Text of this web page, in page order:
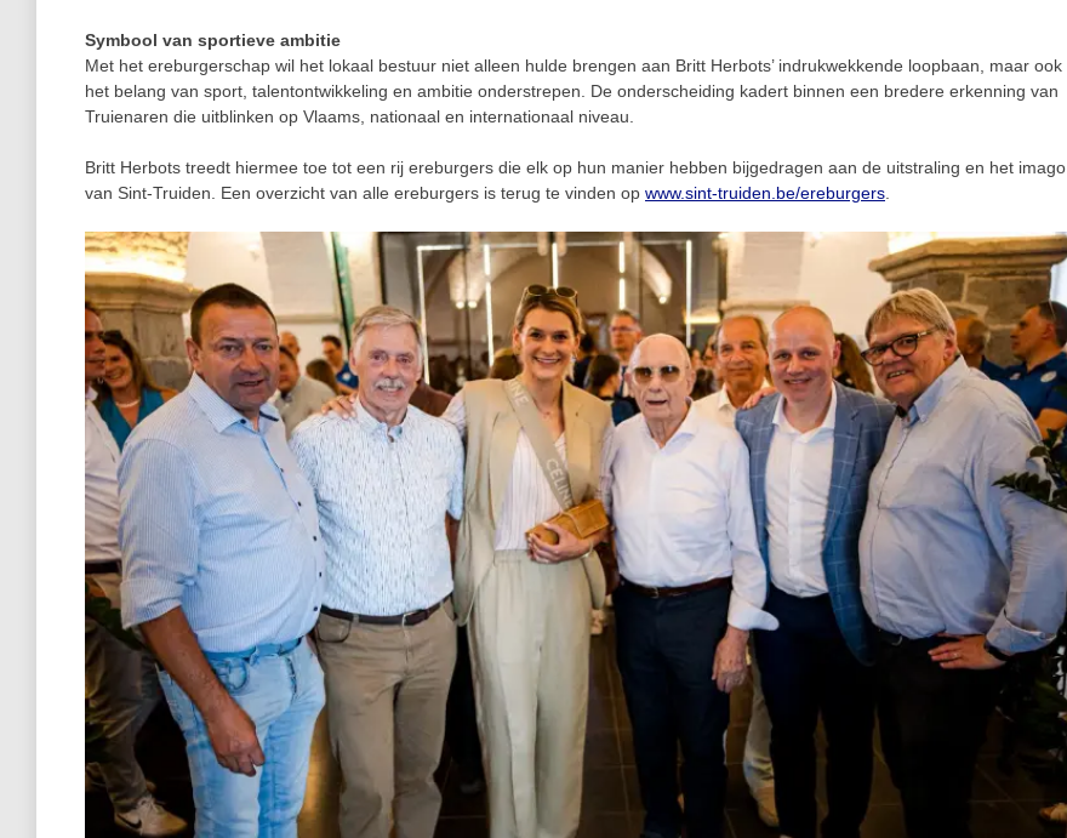
Symbool van sportieve ambitie
Met het ereburgerschap wil het lokaal bestuur niet alleen hulde brengen aan Britt Herbots’ indrukwekkende loopbaan, maar ook
het belang van sport, talentontwikkeling en ambitie onderstrepen. De onderscheiding kadert binnen een bredere erkenning van
Truienaren die uitblinken op Vlaams, nationaal en internationaal niveau.
Britt Herbots treedt hiermee toe tot een rij ereburgers die elk op hun manier hebben bijgedragen aan de uitstraling en het imago
van Sint‑Truiden. Een overzicht van alle ereburgers is terug te vinden op www.sint-truiden.be/ereburgers